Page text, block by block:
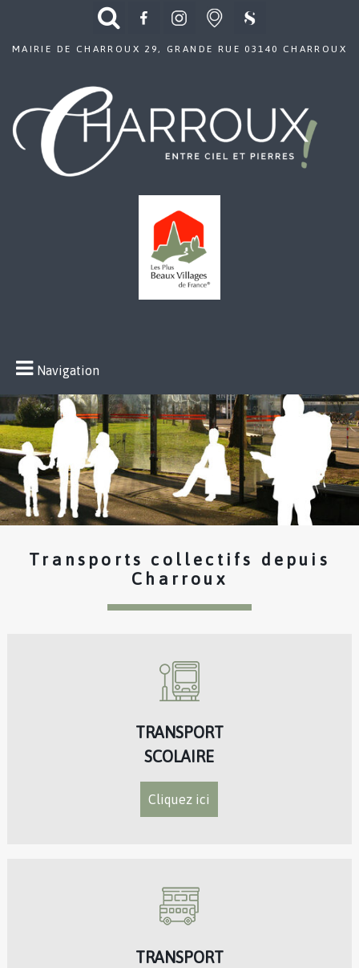
MAIRIE DE CHARROUX 29, GRANDE RUE 03140 CHARROUX
Navigation
Transports collectifs depuis
Charroux
TRANSPORT
SCOLAIRE
Cliquez ici
TRANSPORT